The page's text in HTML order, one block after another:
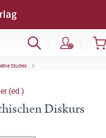
Studies
(ed.)
Diskurs